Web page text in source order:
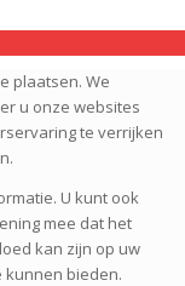
plaatsen. We
u onze websites
te verrijken
U kunt ook
mee dat het
kan zijn op uw
kunnen bieden.